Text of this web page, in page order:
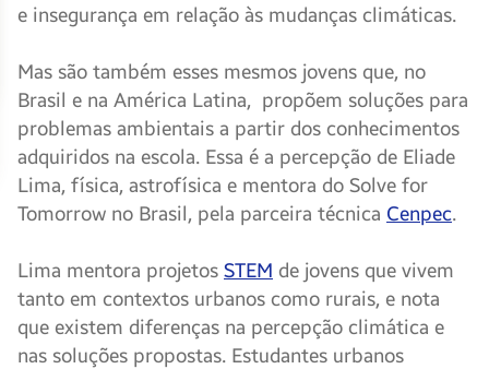
e insegurança em relação às mudanças climáticas.
Mas são também esses mesmos jovens que, no
Brasil e na América Latina, propõem soluções para
problemas ambientais a partir dos conhecimentos
adquiridos na escola. Essa é a percepção de Eliade
Lima, física, astrofísica e mentora do Solve for
Tomorrow no Brasil, pela parceira técnica Cenpec.
Lima mentora projetos STEM de jovens que vivem
tanto em contextos urbanos como rurais, e nota
que existem diferenças na percepção climática e
nas soluções propostas. Estudantes urbanos